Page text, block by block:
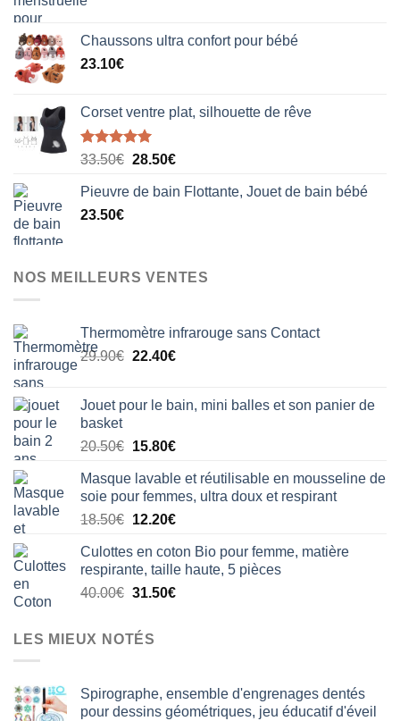
page
du
était :
est :
Chaussons ultra confort pour bébé
23.10€
Corset ventre plat, silhouette de rêve
Note5.00
33.50€ Le
initial
28.50€Le
actuel
Pieuvre de bain Flottante, Jouet de bain bébé
23.50€
NOS MEILLEURS VENTES
Thermomètre infrarouge sans Contact
29.90€ Le
était :
22.40€Le
est :
Jouet pour le bain, mini balles et son panier de
basket
20.50€ Le
initial
était :
20.50€.
15.80€Le
actuel
est :
15.80€.
Masque lavable et réutilisable en mousseline de
soie pour femmes, ultra doux et respirant
18.50€ Le
initial
était :
18.50€.
12.20€Le
actuel
est :
12.20€.
Culottes en coton Bio pour femme, matière
respirante, taille haute, 5 pièces
40.00€ Le
initial
était :
31.50€Le
LES MIEUX NOTÉS
Spirographe, ensemble d'engrenages dentés
pour dessins géométriques, jeu éducatif d'éveil